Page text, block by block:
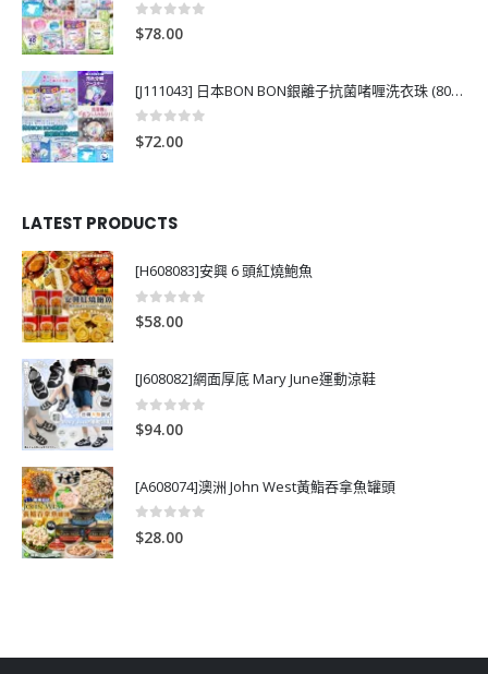
0
$78.00
[J111043] 日本BON BON銀離子抗菌啫喱洗衣珠 (80粒)
0
$72.00
LATEST PRODUCTS
[H608083]安興 6 頭紅燒鮑魚
0out of 5
$58.00
[J608082]網面厚底 Mary June運動涼鞋
0
$94.00
[A608074]澳洲 John West黃鮨吞拿魚罐頭
0
$28.00